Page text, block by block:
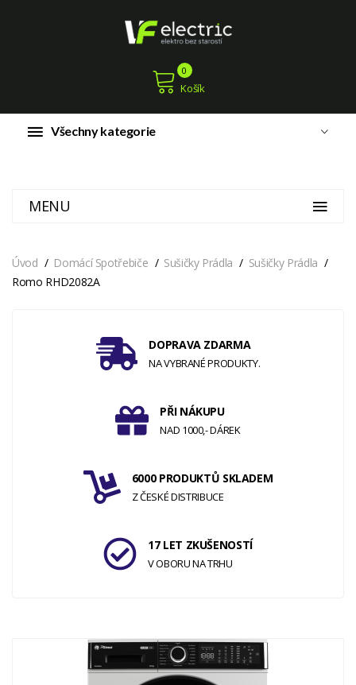
Košík
0
Všechny kategorie
MENU
Úvod Domácí Spotřebiče Sušičky Prádla
Sušičky Prádla
Romo RHD2082A
DOPRAVA ZDARMA
NA VYBRANÉ PRODUKTY.
PŘI NÁKUPU
NAD 1000,- DÁREK
6000 PRODUKTŮ SKLADEM
Z ČESKÉ DISTRIBUCE
17 LET ZKUŠENOSTÍ
V OBORU NA TRHU